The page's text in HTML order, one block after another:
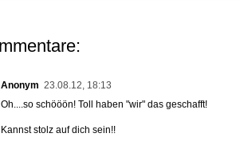
Anonym 23.08.12, 18:13
Oh....so schööön! Toll haben "wir" das geschafft!
Kannst stolz auf dich sein!!